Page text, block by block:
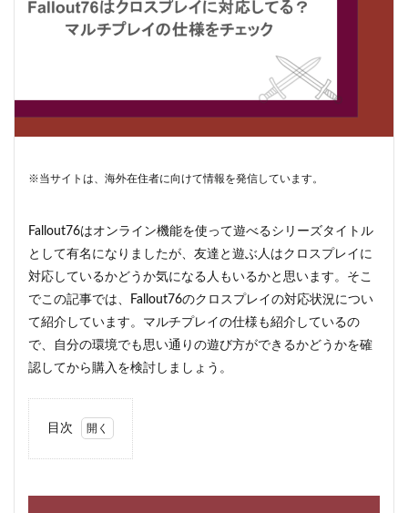
※当サイトは、海外在住者に向けて情報を発信しています。
Fallout76はオンライン機能を使って遊べるシリーズタイトル
として有名になりましたが、友達と遊ぶ人はクロスプレイに
対応しているかどうか気になる人もいるかと思います。そこ
でこの記事では、Fallout76のクロスプレイの対応状況につい
て紹介しています。マルチプレイの仕様も紹介しているの
で、自分の環境でも思い通りの遊び方ができるかどうかを確
認してから購入を検討しましょう。
目次